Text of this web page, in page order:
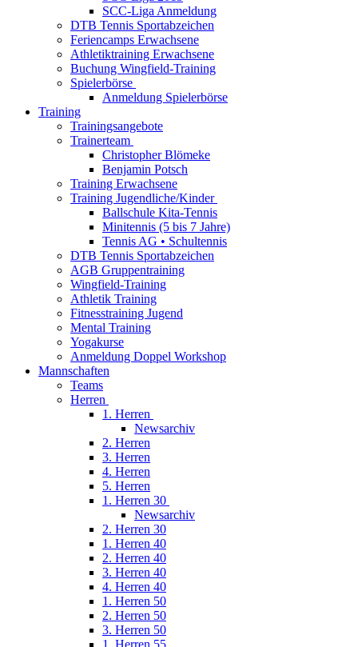
SCC-Liga Anmeldung
DTB Tennis Sportabzeichen
Feriencamps Erwachsene
Athletiktraining Erwachsene
Buchung Wingfield-Training
Spielerbörse
Anmeldung Spielerbörse
Training
Trainingsangebote
Trainerteam
Christopher Blömeke
Benjamin Potsch
Training Erwachsene
Training Jugendliche/Kinder
Ballschule Kita-Tennis
Minitennis (5 bis 7 Jahre)
Tennis AG • Schultennis
DTB Tennis Sportabzeichen
AGB Gruppentraining
Wingfield-Training
Athletik Training
Fitnesstraining Jugend
Mental Training
Yogakurse
Anmeldung Doppel Workshop
Mannschaften
Teams
Herren
1. Herren
Newsarchiv
2. Herren
3. Herren
4. Herren
5. Herren
1. Herren 30
Newsarchiv
2. Herren 30
1. Herren 40
2. Herren 40
3. Herren 40
4. Herren 40
1. Herren 50
2. Herren 50
3. Herren 50